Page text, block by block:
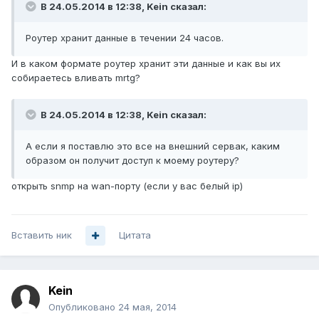
В 24.05.2014 в 12:38, Kein сказал:
Роутер хранит данные в течении 24 часов.
И в каком формате роутер хранит эти данные и как вы их
собираетесь вливать mrtg?
В 24.05.2014 в 12:38, Kein сказал:
А если я поставлю это все на внешний сервак, каким
образом он получит доступ к моему роутеру?
открыть snmp на wan-порту (если у вас белый ip)
Вставить ник Цитата
Kein
Опубликовано 24 мая, 2014